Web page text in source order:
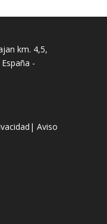
km. 4,5,
-
Aviso